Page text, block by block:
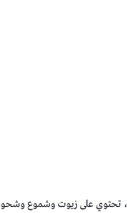
تحتوي على زيوت وشموع